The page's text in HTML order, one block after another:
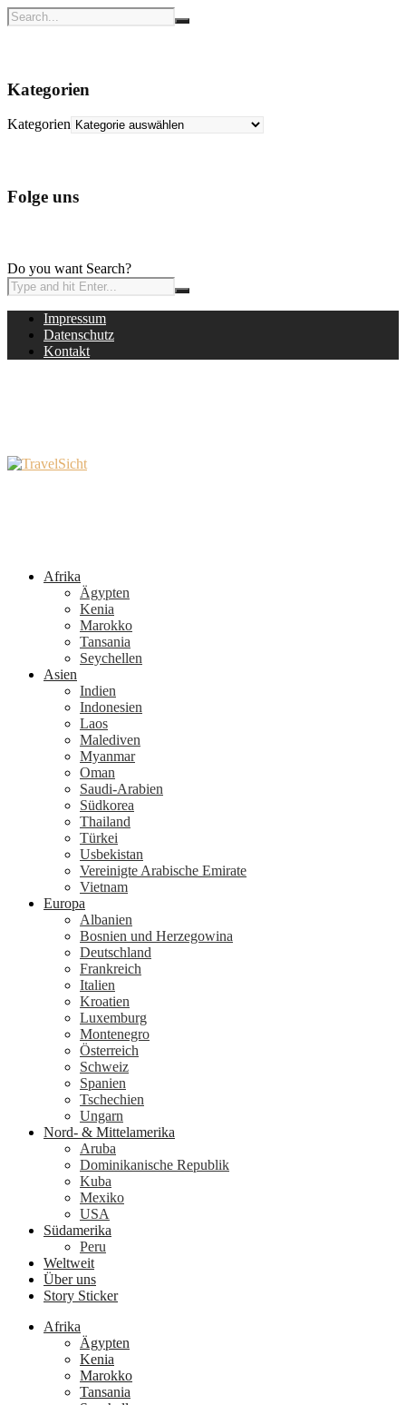
Kategorien
Kategorien
Folge uns
Do you want Search?
Impressum
Datenschutz
Kontakt
Afrika
Ägypten
Kenia
Marokko
Tansania
Seychellen
Asien
Indien
Indonesien
Laos
Malediven
Myanmar
Oman
Saudi-Arabien
Südkorea
Thailand
Türkei
Usbekistan
Vereinigte Arabische Emirate
Vietnam
Europa
Albanien
Bosnien und Herzegowina
Deutschland
Frankreich
Italien
Kroatien
Luxemburg
Montenegro
Österreich
Schweiz
Spanien
Tschechien
Ungarn
Nord- & Mittelamerika
Aruba
Dominikanische Republik
Kuba
Mexiko
USA
Südamerika
Peru
Weltweit
Über uns
Story Sticker
Afrika
Ägypten
Kenia
Marokko
Tansania